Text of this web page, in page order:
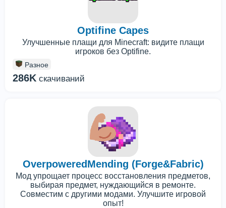
Optifine Capes
Улучшенные плащи для Minecraft: видите плащи
игроков без Optifine.
Разное
286K скачиваний
OverpoweredMending (Forge&Fabric)
Мод упрощает процесс восстановления предметов,
выбирая предмет, нуждающийся в ремонте.
Совместим с другими модами. Улучшите игровой
опыт!